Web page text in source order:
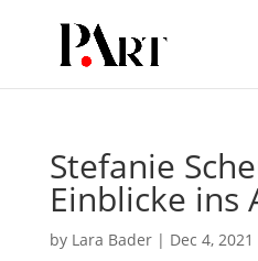
Stefanie
Einblicke ins
by Lara Bader| Dec 4, 2021